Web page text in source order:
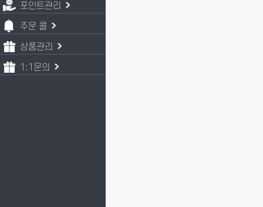
포인트관리
주문 콜
상품관리
1:1문의